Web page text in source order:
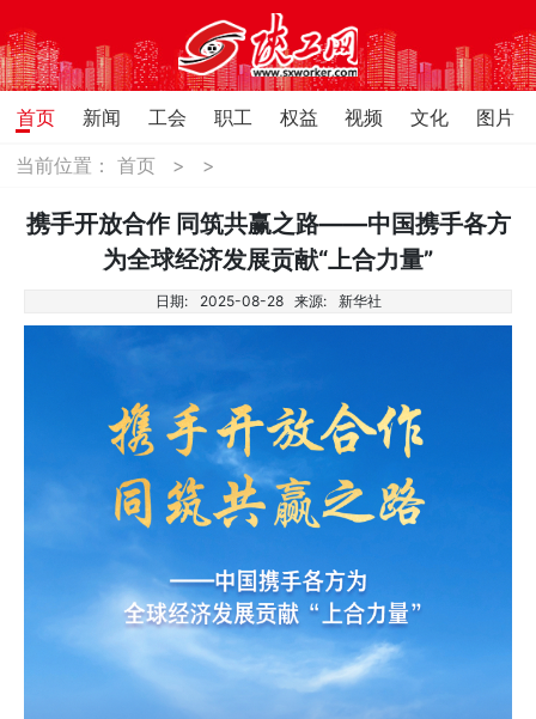
首页 新闻 工会 职工 权益 视频 文化
图片
当前位置：首页 > >
携手开放合作 同筑共赢之路——中国携手各方
为全球经济发展贡献“上合力量”
日期: 2025-08-28 来源: 新华社